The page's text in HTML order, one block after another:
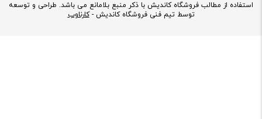
استفاده از مطالب فروشگاه کاندیش با ذکر منبع بلامانع می باشد. طراحی و توسعه
توسط تیم فنی فروشگاه کاندیش -کارناوب